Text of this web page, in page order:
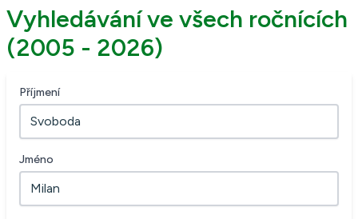
Kontakt
Vyhledávání ve všech ročnících
(2005 - 2026)
Příjmení
Jméno